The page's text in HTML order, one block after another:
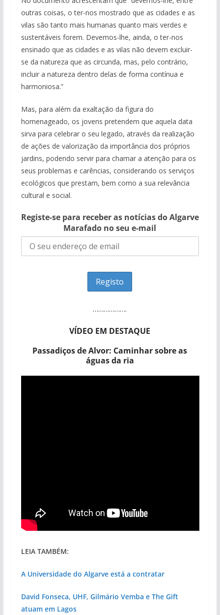
outras coisas, o ter-nos mostrado que as cidades e as
vilas são tanto mais humanas quanto mais verdes e
sustentáveis forem. Devemos-lhe, ainda, o ter-nos
ensinado que as cidades e as vilas não devem excluir-
se da natureza que as circunda, mas, pelo contrário,
incluir a natureza dentro delas de forma contínua e
harmoniosa.”
Mas, para além da exaltação da figura do
homenageado, os jovens pretendem que aquela data
sirva para celebrar o seu legado, através da realização
de ações de valorização da importância dos próprios
jardins, podendo servir para chamar a atenção para os
seus problemas e carências, considerando os serviços
ecológicos que prestam, bem como a sua relevância
cultural e social.
Registe-se para receber as notícias do Algarve
Marafado no seu e-mail
……………….
VÍDEO EM DESTAQUE
Passadiços de Alvor: Caminhar sobre as
águas da ria
LEIA TAMBÉM:
A Universidade do Algarve está a contratar
David Fonseca, UHF, Gilmário Vemba e The Gift
atuam em Lagos